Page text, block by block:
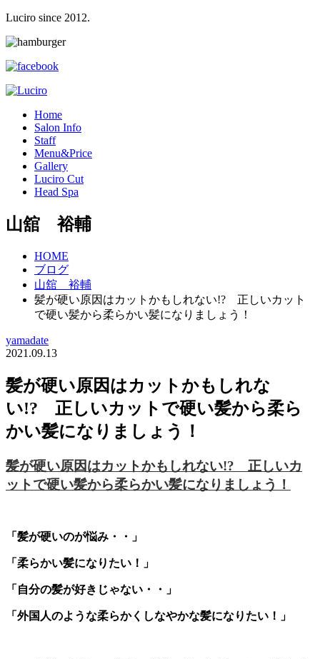
Luciro since 2012.
Home
Salon Info
Staff
Menu&Price
Gallery
Luciro Cut
Head Spa
山舘 裕輔
HOME
ブログ
山舘 裕輔
髪が硬い原因はカットかもしれない!? 正しいカット
で硬い髪から柔らかい髪になりましょう！
yamadate
2021.09.13
髪が硬い原因はカットかもしれな
い!? 正しいカットで硬い髪から柔ら
かい髪になりましょう！
髪が硬い原因はカットかもしれない!? 正しいカ
ットで硬い髪から柔らかい髪になりましょう！
「髪が硬いのが悩み・・」
「柔らかい髪になりたい！」
「自分の髪が好きじゃない・・」
「外国人のような柔らかくしなやかな髪になりたい！」